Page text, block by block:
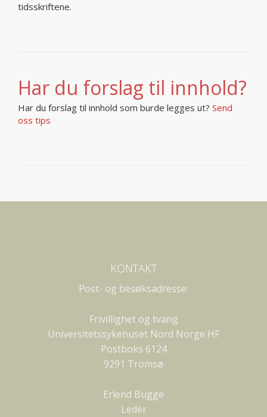
tidsskriftene.
Har du forslag til innhold?
Har du forslag til innhold som burde legges ut? Send
oss tips
KONTAKT
Post- og besøksadresse:
Frivillighet og tvang
Universitetssykehuset Nord Norge HF
Postboks 6124
9291 Tromsø
Erlend Bugge
Leder